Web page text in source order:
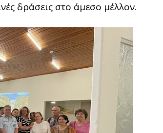
δράσεις στο άμεσο μέλλον.